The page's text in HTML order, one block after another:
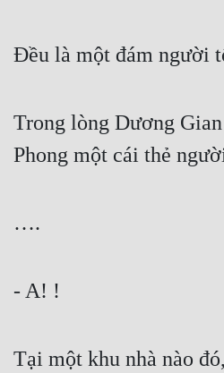
Đều là một đám người
Trong lòng Dương
Phong một cái thẻ
….
- A! !
Tại một khu nhà nào